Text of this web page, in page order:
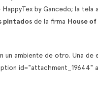
by Gancedo; la tela
pintados de la firma House of
un ambiente de otro. Una de
id="attachment_19644"